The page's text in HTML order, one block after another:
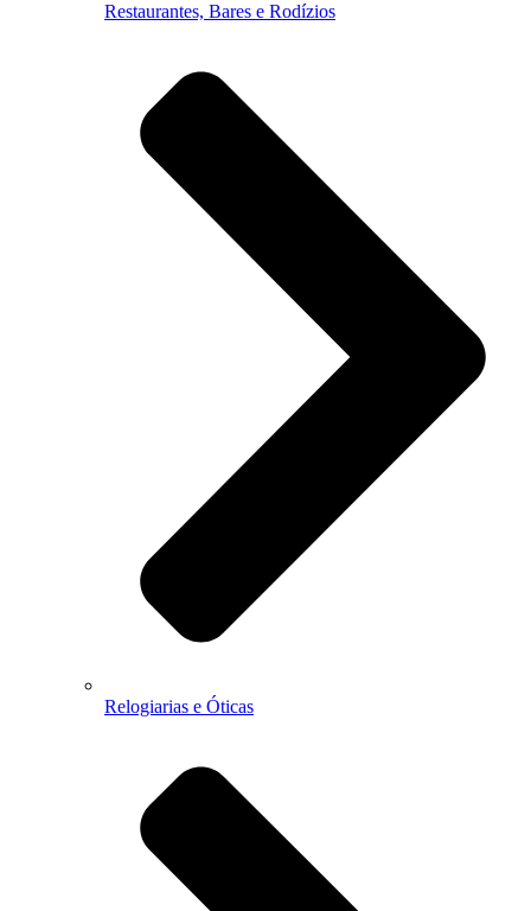
Restaurantes, Bares e Rodízios
Relogiarias e Óticas